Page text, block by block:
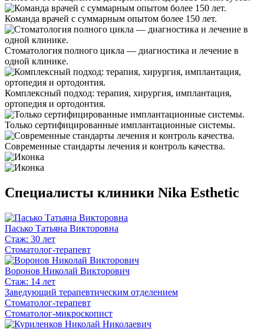
Команда врачей с суммарным опытом более 150 лет.
Стоматология полного цикла — диагностика и лечение в
одной клинике.
Комплексный подход: терапия, хирургия, имплантация,
ортопедия и ортодонтия.
Только сертифицированные имплантационные системы.
Современные стандарты лечения и контроль качества.
Специалисты клиники Nika Esthetic
Пасько Татьяна Викторовна
Стаж: 30 лет
Стоматолог-терапевт
Воронов Николай Викторович
Стаж: 14 лет
Заведующий терапевтическим отделением
Стоматолог-терапевт
Стоматолог-микроскопист